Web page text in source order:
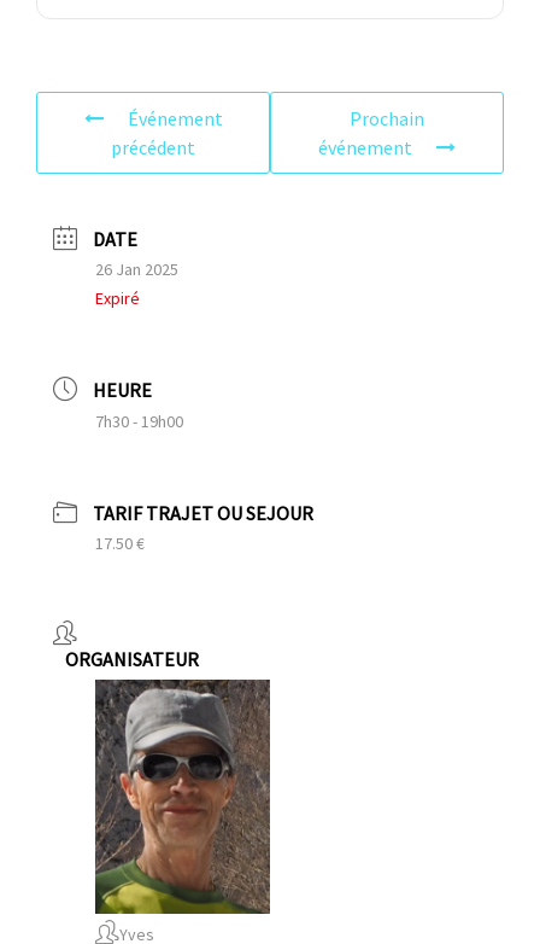
Événement
précédent
Prochain
événement
DATE
26 Jan 2025
Expiré
HEURE
7h30 - 19h00
TARIF TRAJET OU SEJOUR
17.50 €
ORGANISATEUR
Yves